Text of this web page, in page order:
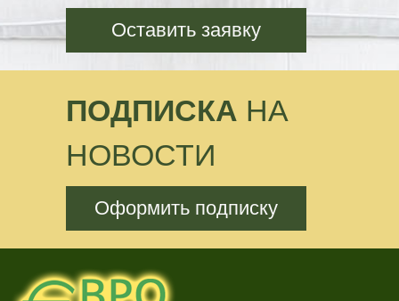
Оставить заявку
ПОДПИСКА НА
НОВОСТИ
Оформить подписку